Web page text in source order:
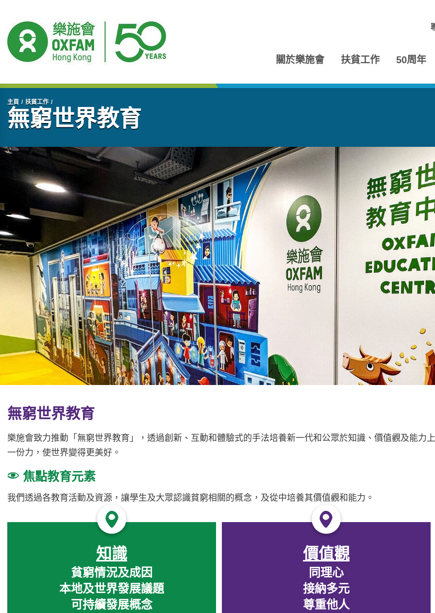
關於樂施會 扶貧工作 50周年
開始主要內容
主頁 扶貧工作
無窮世界教育
無窮世界教育
樂施會致力推動「無窮世界教育」，透過創新、互動和體驗式的手法培養新一代和公眾於知識、價值觀及能力
一份力，使世界變得更美好。
焦點教育元素
我們透過各教育活動及資源，讓學生及大眾認識貧窮相關的概念，及從中培養其價值觀和能力。
知識
貧窮情況及成因
本地及世界發展議題
可持續發展概念
價值觀
同理心
接納多元
尊重他人